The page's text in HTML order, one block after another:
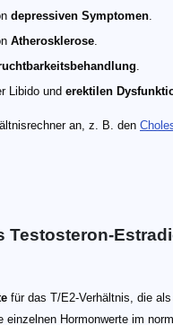
depressiven Symptomen.
Atherosklerose.
.
Libido und erektilen
an, z. B. den
Testosteron-
für das T/E2-Verhältnis, die
einzelnen Hormonwerte im